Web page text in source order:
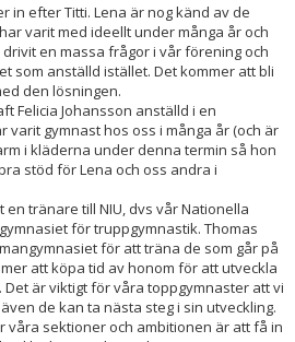
in efter Titti. Lena är nog känd av de
varit med ideellt under många år och
en massa frågor i vår förening och
som anställd istället. Det kommer att bli
den lösningen.
Felicia Johansson anställd i en
varit gymnast hos oss i många år (och är
i kläderna under denna termin så hon
stöd för Lena och oss andra i
tränare till NIU, dvs vår Nationella
för truppgymnastik. Thomas
för att träna de som går på
att köpa tid av honom för att utveckla
är viktigt för våra toppgymnaster att vi
de kan ta nästa steg i sin utveckling.
våra sektioner och ambitionen är att få in